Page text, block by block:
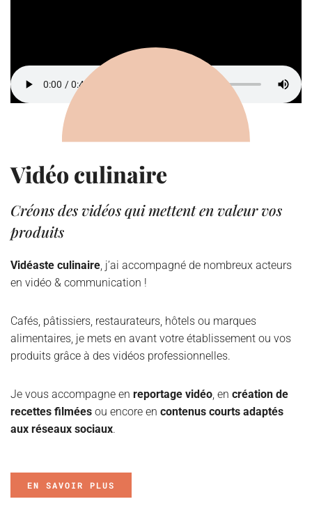
Vidéo culinaire
Créons des vidéos qui mettent en valeur vos
produits
Vidéaste culinaire , j’ai accompagné de nombreux acteurs
en vidéo & communication !
Cafés, pâtissiers, restaurateurs, hôtels ou marques
alimentaires, je mets en avant votre établissement ou vos
produits grâce à des vidéos professionnelles.
Je vous accompagne en reportage vidéo , en création de
recettes filmées ou encore en contenus courts adaptés
aux réseaux sociaux.
EN SAVOIR PLUS